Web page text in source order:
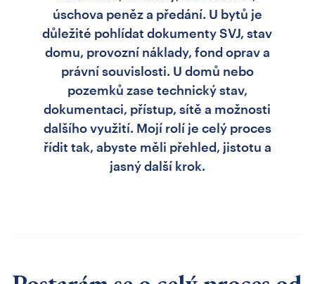
úschova peněz a předání. U bytů je
důležité pohlídat dokumenty SVJ, stav
domu, provozní náklady, fond oprav a
právní souvislosti. U domů nebo
pozemků zase technický stav,
dokumentaci, přístup, sítě a možnosti
dalšího využití. Mojí rolí je celý proces
řídit tak, abyste měli přehled, jistotu a
jasný další krok.